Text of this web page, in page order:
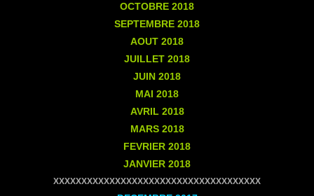
OCTOBRE 2018
SEPTEMBRE 2018
AOUT 2018
JUILLET 2018
JUIN 2018
MAI 2018
AVRIL2018
MARS2018
FEVRIER 2018
JANVIER 2018
XXXXXXXXXXXXXXXXXXXXXXXXXXXXXXXXXXXXX